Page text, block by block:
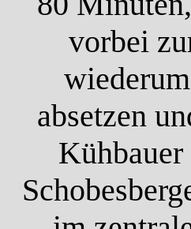
vorbei
absetzen